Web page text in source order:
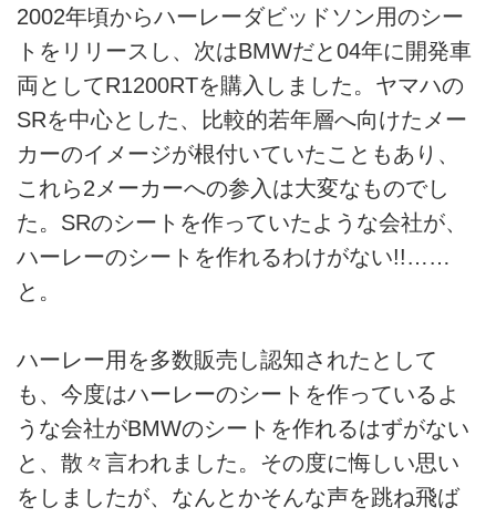
2002年頃からハーレーダビッドソン用のシー
トをリリースし、次はBMWだと04年に開発車
両としてR1200RTを購入しました。ヤマハの
SRを中心とした、比較的若年層へ向けたメー
カーのイメージが根付いていたこともあり、
これら2メーカーへの参入は大変なものでし
た。SRのシートを作っていたような会社が、
ハーレーのシートを作れるわけがない!!……
と。
ハーレー用を多数販売し認知されたとして
も、今度はハーレーのシートを作っているよ
うな会社がBMWのシートを作れるはずがない
と、散々言われました。その度に悔しい思い
をしましたが、なんとかそんな声を跳ね飛ば